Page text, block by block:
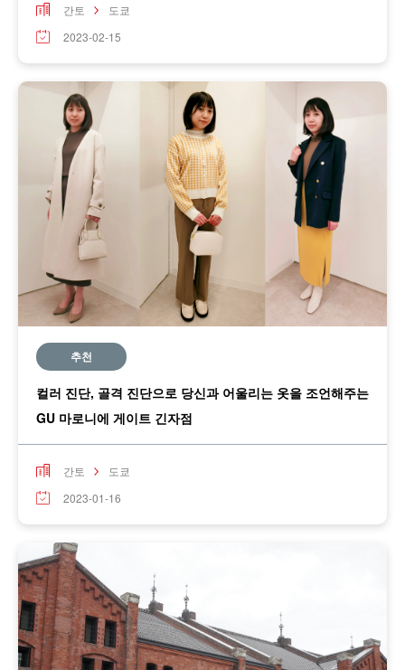
간토
도쿄
2023-02-15
추천
컬러 진단, 골격 진단으로 당신과 어울리는 옷을 조언해주는
GU 마로니에 게이트 긴자점
간토
도쿄
2023-01-16